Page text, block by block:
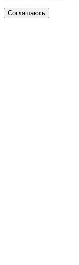
Соглашаюсь